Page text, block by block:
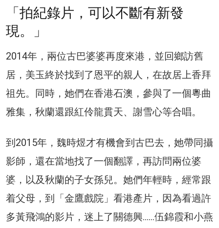
「拍紀錄片，可以不斷有新發
現。」
2014年，兩位古巴婆婆再度來港，並回鄉訪舊
居，美玉終於找到了恩平的親人，在故居上香拜
祖先。同時，她們在香港石澳，參與了一個粵曲
雅集，秋蘭還跟紅伶龍貫天、謝雪心等合唱。
到2015年，魏時煜才有機會到古巴去，她帶同攝
影師，還在當地找了一個翻譯，再訪問兩位婆
婆，以及秋蘭的子女孫兒。她們年輕時，經常跟
着父母，到「金鷹戲院」看港產片，因為看過許
多黃飛鴻的影片，迷上了關德興……伍錦霞和小燕